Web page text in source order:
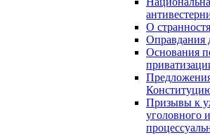
О
Основания
Призывы к
уголовного